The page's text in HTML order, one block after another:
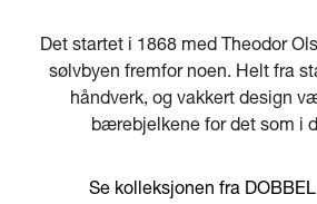
Det startet i 1868 med Theodor
sølvbyen fremfor noen. Helt fra
håndverk, og vakkert design
bærebjelkene for det som i
Se kolleksjonen fra